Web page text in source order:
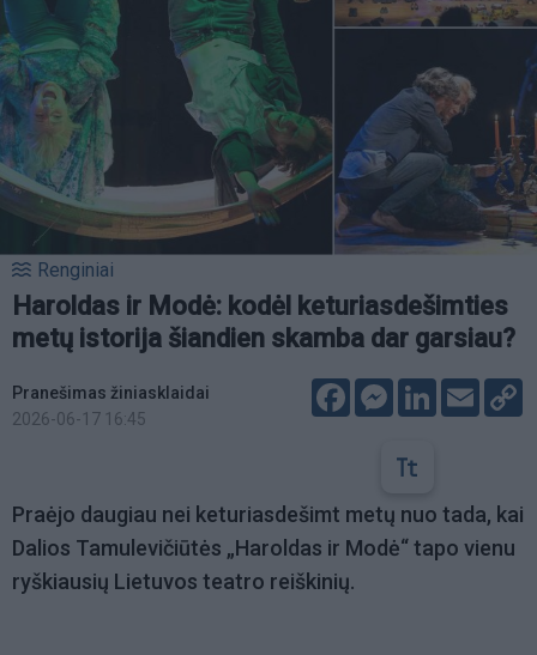
Renginiai
Haroldas ir Modė: kodėl keturiasdešimties
metų istorija šiandien skamba dar garsiau?
Pranešimas žiniasklaidai
2026-06-17 16:45
FacebookMessenger
LinkedIn
Email
Praėjo daugiau nei keturiasdešimt metų nuo tada, kai
Dalios Tamulevičiūtės „Haroldas ir Modė“ tapo vienu
ryškiausių Lietuvos teatro reiškinių.